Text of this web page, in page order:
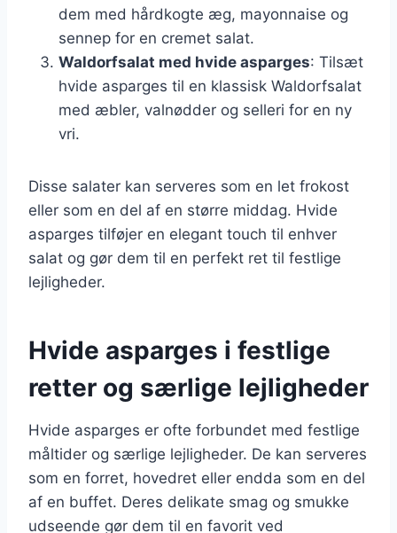
dem med hårdkogte æg, mayonnaise og
sennep for en cremet salat.
Waldorfsalat med hvide asparges: Tilsæt
hvide asparges til en klassisk Waldorfsalat
med æbler, valnødder og selleri for en ny
vri.
Disse salater kan serveres som en let frokost
eller som en del af en større middag. Hvide
asparges tilføjer en elegant touch til enhver
salat og gør dem til en perfekt ret til festlige
lejligheder.
Hvide asparges i festlige
retter og særlige lejligheder
Hvide asparges er ofte forbundet med festlige
måltider og særlige lejligheder. De kan serveres
som en forret, hovedret eller endda som en del
af en buffet. Deres delikate smag og smukke
udseende gør dem til en favorit ved